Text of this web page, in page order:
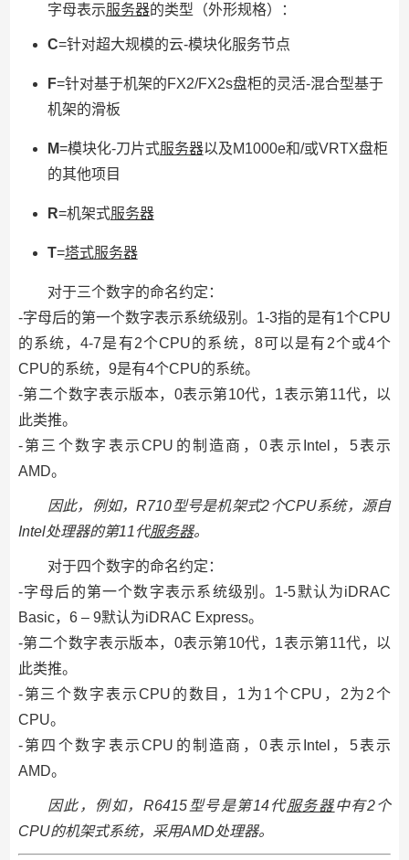
字母表示服务器的类型（外形规格）：
C=针对超大规模的云-模块化服务节点
F=针对基于机架的FX2/FX2s盘柜的灵活-混合型基于
机架的滑板
M=模块化-刀片式服务器以及M1000e和/或VRTX盘柜
的其他项目
R=机架式服务器
T=塔式服务器
对于三个数字的命名约定：
-字母后的第一个数字表示系统级别。1-3指的是有1个CPU
的系统，4-7是有2个CPU的系统，8可以是有2个或4个
CPU的系统，9是有4个CPU的系统。
-第二个数字表示版本，0表示第10代，1表示第11代，以
此类推。
-第三个数字表示CPU的制造商，0表示Intel，5表示
AMD。
因此，例如，R710型号是机架式2个CPU系统，源自
Intel处理器的第11代服务器。
对于四个数字的命名约定：
-字母后的第一个数字表示系统级别。1-5默认为iDRAC
Basic，6 – 9默认为iDRAC Express。
-第二个数字表示版本，0表示第10代，1表示第11代，以
此类推。
-第三个数字表示CPU的数目，1为1个CPU，2为2个
CPU。
-第四个数字表示CPU的制造商，0表示Intel，5表示
AMD。
因此，例如，R6415型号是第14代服务器中有2个
CPU的机架式系统，采用AMD处理器。